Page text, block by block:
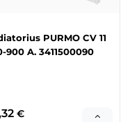
PURMO CV 11
900 A. 3411500090
€